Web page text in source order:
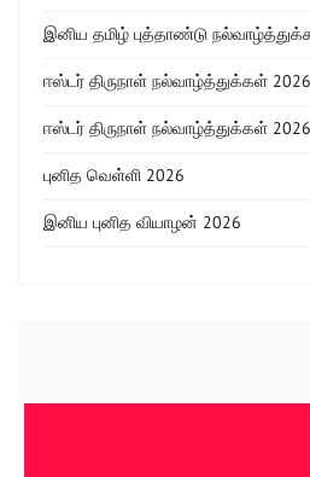
இனிய தமிழ் புத்தாண்டு
ஈஸ்டர் திருநாள் நல்வாழ்த்துக்கள் 2026
ஈஸ்டர் திருநாள் நல்வாழ்த்துக்கள் 2026
புனித வெள்ளி 2026
இனிய புனித வியாழன் 2026